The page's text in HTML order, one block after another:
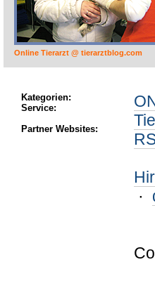
Online Tierarzt @ tierarztblog.com
Kategorien:
Service:
Partner Websites:
·